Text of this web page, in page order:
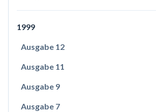
1999
Ausgabe 12
Ausgabe 11
Ausgabe 9
Ausgabe 7